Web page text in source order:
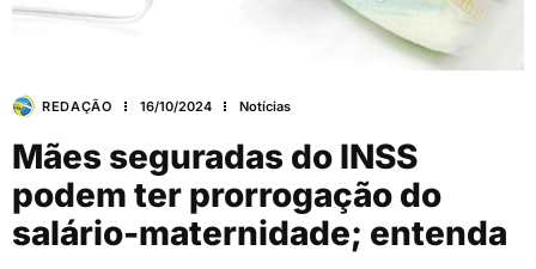
REDAÇÃO 16/10/2024 Notícias
Mães seguradas do INSS
podem ter prorrogação do
salário-maternidade; entenda